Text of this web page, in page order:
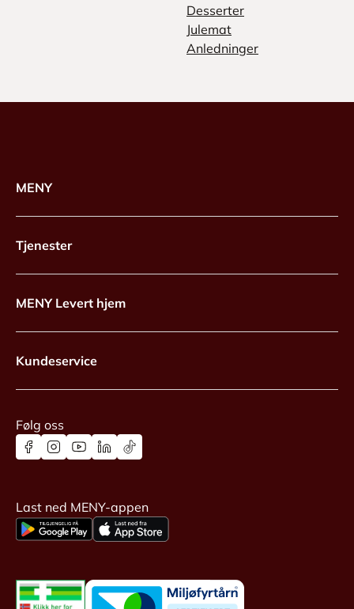
Desserter
Julemat
Anledninger
MENY
Tjenester
MENY Levert hjem
Kundeservice
Følg oss
Last ned MENY-appen